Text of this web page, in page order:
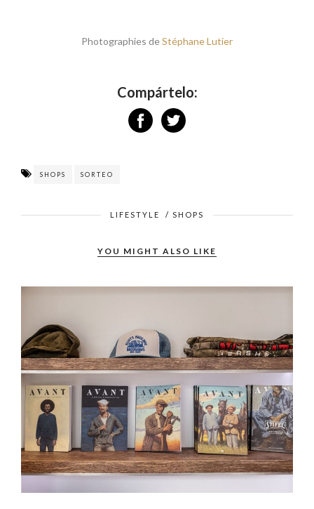
Photographies deStéphane Lutier
Compártelo:
SHOPS SORTEO
LIFESTYLE / SHOPS
YOU MIGHT ALSO LIKE